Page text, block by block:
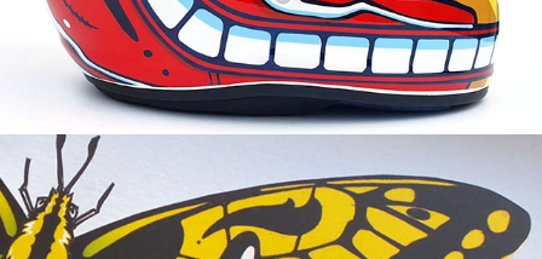
Papilio Machaon